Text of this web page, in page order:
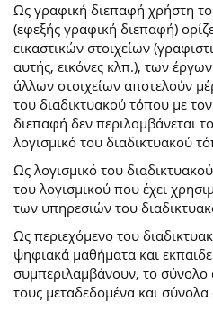
Ως γραφική διεπαφή χρήστη
(εφεξής γραφική διεπαφή)
εικαστικών στοιχείων
αυτής, εικόνες κλπ.), των
άλλων στοιχείων αποτελούν
του διαδικτυακού τόπου με
διεπαφή δεν περιλαμβάνεται
λογισμικό του διαδικτυακού
Ως λογισμικό του
του λογισμικού που έχει
των υπηρεσιών του
Ως περιεχόμενο του
ψηφιακά μαθήματα και
συμπεριλαμβάνουν, το σύνολο
τους μεταδεδομένα και